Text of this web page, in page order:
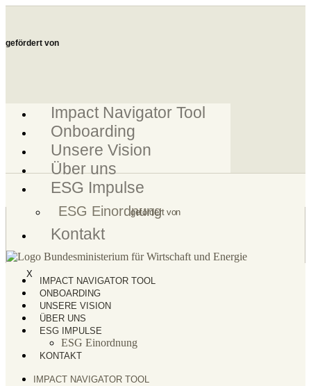
gefördert von
Impact Navigator Tool
Onboarding
Unsere Vision
Über uns
ESG Impulse
ESG Einordnung
Kontakt
X
gefördert von
IMPACT NAVIGATOR TOOL
ONBOARDING
UNSERE VISION
ÜBER UNS
ESG IMPULSE
ESG Einordnung
KONTAKT
IMPACT NAVIGATOR TOOL